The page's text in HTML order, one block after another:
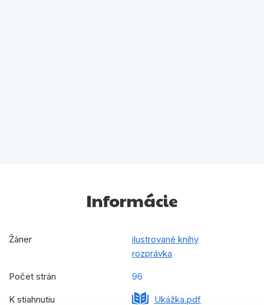
Informácie
Žáner
ilustrované knihy
rozprávka
Počet strán 96
K stiahnutiu Ukážka.pdf